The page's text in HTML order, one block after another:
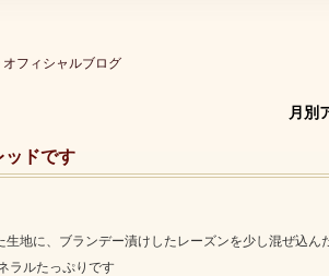
オフィシャルブログ
月別
ッドです
地に、ブランデー漬けしたレーズンを少し混ぜ込ん
ラルたっぷりです